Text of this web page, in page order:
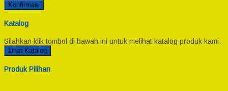
Konfirmasi
Katalog
Silahkan klik tombol di bawah ini untuk melihat katalog produk kami.
Lihat Katalog
Produk Pilihan